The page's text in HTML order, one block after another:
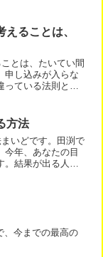
ることは、
とは、たいてい間
申し込みが入らな
っている法則とい
方法
いどです。田渕で
今年、あなたの目
。結果が出る人
、今までの最高の